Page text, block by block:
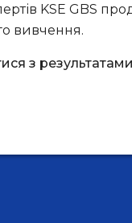
KSE GBS
вивчення.
з